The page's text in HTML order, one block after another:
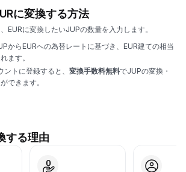
に変換する方法
EURに変換したいJUPの数量を入力します。
からEURへの為替レートに基づき、EUR建ての相当
ます。
トに登録すると、 変換手数料無料でJUPの変換・
できます。
する理由